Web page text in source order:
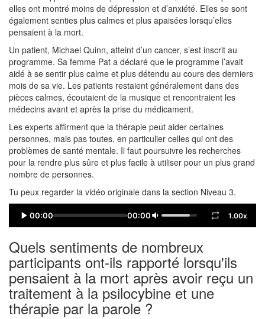
elles ont montré moins de dépression et d’anxiété. Elles se sont
également senties plus calmes et plus apaisées lorsqu’elles
pensaient à la mort.
Un patient, Michael Quinn, atteint d’un cancer, s’est inscrit au
programme. Sa femme Pat a déclaré que le programme l’avait
aidé à se sentir plus calme et plus détendu au cours des derniers
mois de sa vie. Les patients restaient généralement dans des
pièces calmes, écoutaient de la musique et rencontraient les
médecins avant et après la prise du médicament.
Les experts affirment que la thérapie peut aider certaines
personnes, mais pas toutes, en particulier celles qui ont des
problèmes de santé mentale. Il faut poursuivre les recherches
pour la rendre plus sûre et plus facile à utiliser pour un plus grand
nombre de personnes.
Tu peux regarder la vidéo originale dans la section Niveau 3.
00:00 00:00 1.00x
Quels sentiments de nombreux
participants ont-ils rapporté lorsqu'ils
pensaient à la mort après avoir reçu un
traitement à la psilocybine et une
thérapie par la parole ?